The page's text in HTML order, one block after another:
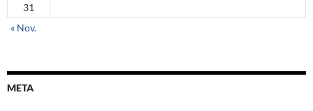
31
« Nov.
META